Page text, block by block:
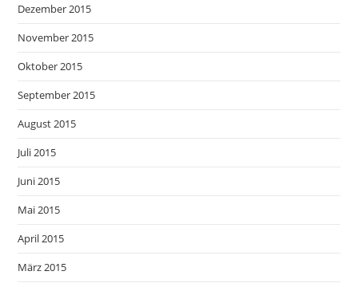
Dezember 2015
November 2015
Oktober 2015
September 2015
August 2015
Juli 2015
Juni 2015
Mai 2015
April 2015
März 2015